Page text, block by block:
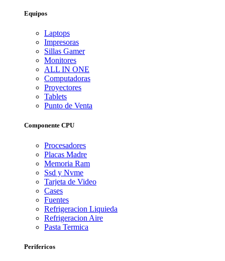
Equipos
Laptops
Impresoras
Sillas Gamer
Monitores
ALL IN ONE
Computadoras
Proyectores
Tablets
Punto de Venta
Componente CPU
Procesadores
Placas Madre
Memoria Ram
Ssd y Nvme
Tarjeta de Video
Cases
Fuentes
Refrigeracion Liquieda
Refrigeracion Aire
Pasta Termica
Perifericos